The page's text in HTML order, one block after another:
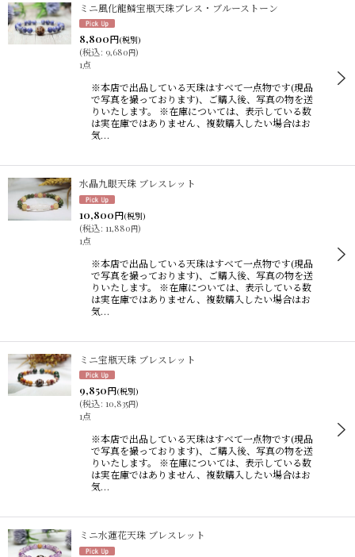
ミニ風化龍鱗宝瓶天珠ブレス・ブルーストーン
8,800円(税別)
(税込: 9,680円)
1点
※本店で出品している天珠はすべて一点物です(現品
で写真を撮っております)、ご購入後、写真の物を送
りいたします。 ※在庫については、表示している数
は実在庫ではありません、複数購入したい場合はお
気…
水晶九眼天珠 ブレスレット
10,800円(税別)
(税込: 11,880円)
1点
※本店で出品している天珠はすべて一点物です(現品
で写真を撮っております)、ご購入後、写真の物を送
りいたします。 ※在庫については、表示している数
は実在庫ではありません、複数購入したい場合はお
気…
ミニ宝瓶天珠 ブレスレット
9,850円(税別)
(税込: 10,835円)
1点
※本店で出品している天珠はすべて一点物です(現品
で写真を撮っております)、ご購入後、写真の物を送
りいたします。 ※在庫については、表示している数
は実在庫ではありません、複数購入したい場合はお
気…
ミニ水蓮花天珠 ブレスレット